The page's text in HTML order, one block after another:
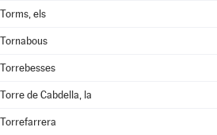
Torms, els
Tornabous
Torrebesses
Torre de Cabdella, la
Torrefarrera